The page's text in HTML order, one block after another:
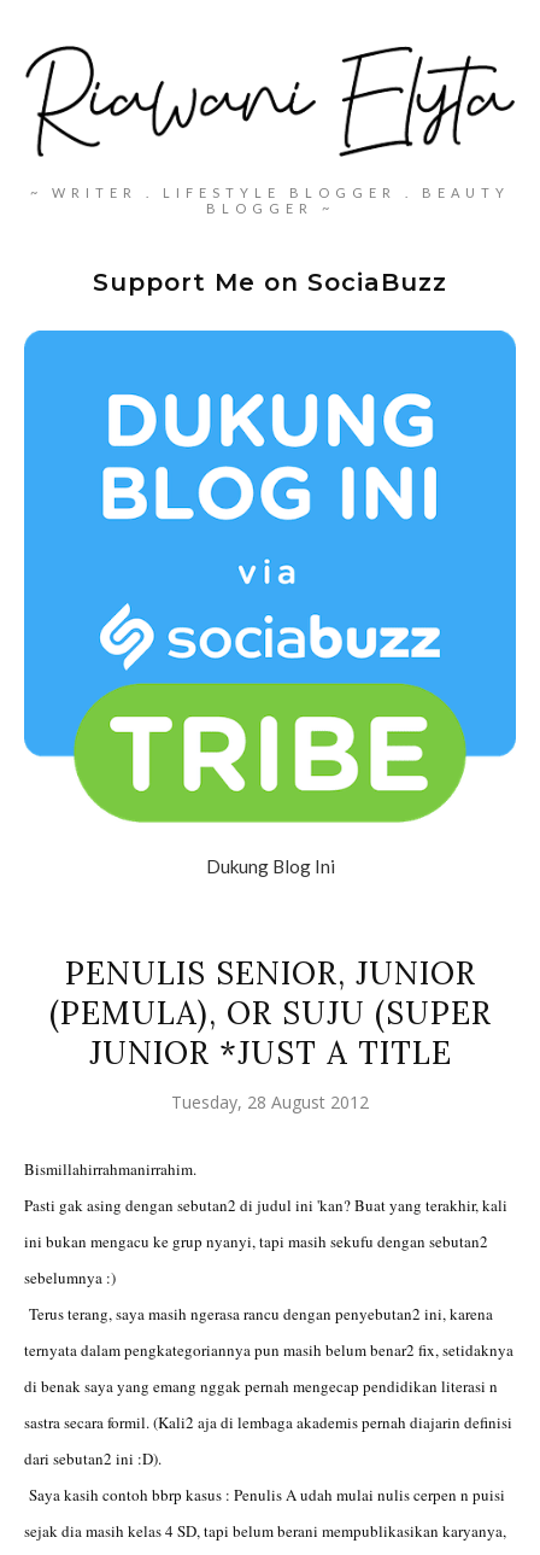
~ WRITER . LIFESTYLE BLOGGER . BEAUTY
BLOGGER ~
Support Me on SociaBuzz
Dukung Blog Ini
PENULIS SENIOR, JUNIOR
(PEMULA), OR SUJU (SUPER
JUNIOR *JUST A TITLE
Tuesday, 28 August 2012
Bismillahirrahmanirrahim.
Pasti gak asing dengan sebutan2 di judul ini 'kan? Buat yang terakhir, kali
ini bukan mengacu ke grup nyanyi, tapi masih sekufu dengan sebutan2
sebelumnya :)
Terus terang, saya masih ngerasa rancu dengan penyebutan2 ini, karena
ternyata dalam pengkategoriannya pun masih belum benar2 fix, setidaknya
di benak saya yang emang nggak pernah mengecap pendidikan literasi n
sastra secara formil. (Kali2 aja di lembaga akademis pernah diajarin definisi
dari sebutan2 ini :D).
Saya kasih contoh bbrp kasus : Penulis A udah mulai nulis cerpen n puisi
sejak dia masih kelas 4 SD, tapi belum berani mempublikasikan karyanya,